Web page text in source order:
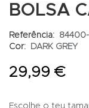
BOLSA
Referência:
84400-
Cor:
DARK GREY
29,99 €
Escolhe o teu